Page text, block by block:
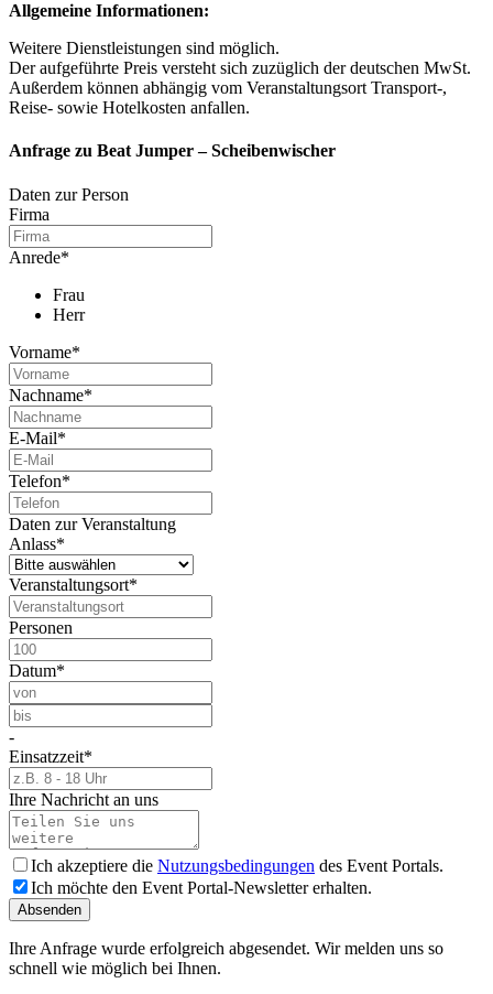
Allgemeine Informationen:
Weitere Dienstleistungen sind möglich.
Der aufgeführte Preis versteht sich zuzüglich der deutschen MwSt.
Außerdem können abhängig vom Veranstaltungsort Transport-,
Reise- sowie Hotelkosten anfallen.
Anfrage zu Beat Jumper – Scheibenwischer
Daten zur Person
Firma
Anrede*
Frau
Herr
Vorname*
Nachname*
E-Mail*
Telefon*
Daten zur Veranstaltung
Anlass*
Veranstaltungsort*
Personen
Datum*
-
Einsatzzeit*
Ihre Nachricht an uns
Ich akzeptiere die Nutzungsbedingungen des Event Portals.
Ich möchte den Event Portal-Newsletter erhalten.
Absenden
Ihre Anfrage wurde erfolgreich abgesendet. Wir melden uns so
schnell wie möglich bei Ihnen.